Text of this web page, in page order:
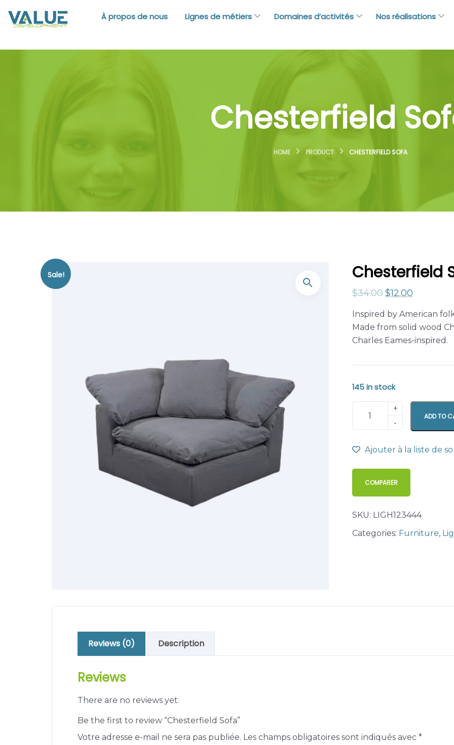
À propos de nous Lignes de métiers Domaines d’activités Nos réalisations
Chesterfield
HOME PRODUCT CHESTERFIELD SOFA
Sale! Chesterfield
$34.00$12.00
Inspired by American
Made from solid wood
Charles Eames-inspired.
145 in stock
ADD TO
Ajouter à la liste de
COMPARER
SKU: LIGH123444
Categories: Furniture,
Reviews (0) Description
Reviews
There are no reviews yet.
Be the first to review “Chesterfield Sofa”
Votre adresse e-mail ne sera pas publiée. Les champs obligatoires sont indiqués avec *